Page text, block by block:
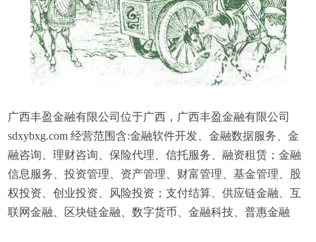
广西丰盈金融有限公司位于广西，广西丰盈金融有限公司
sdxybxg.com 经营范围含:金融软件开发、金融数据服务、金
融咨询、理财咨询、保险代理、信托服务、融资租赁；金融
信息服务、投资管理、资产管理、财富管理、基金管理、股
权投资、创业投资、风险投资；支付结算、供应链金融、互
联网金融、区块链金融、数字货币、金融科技、普惠金融